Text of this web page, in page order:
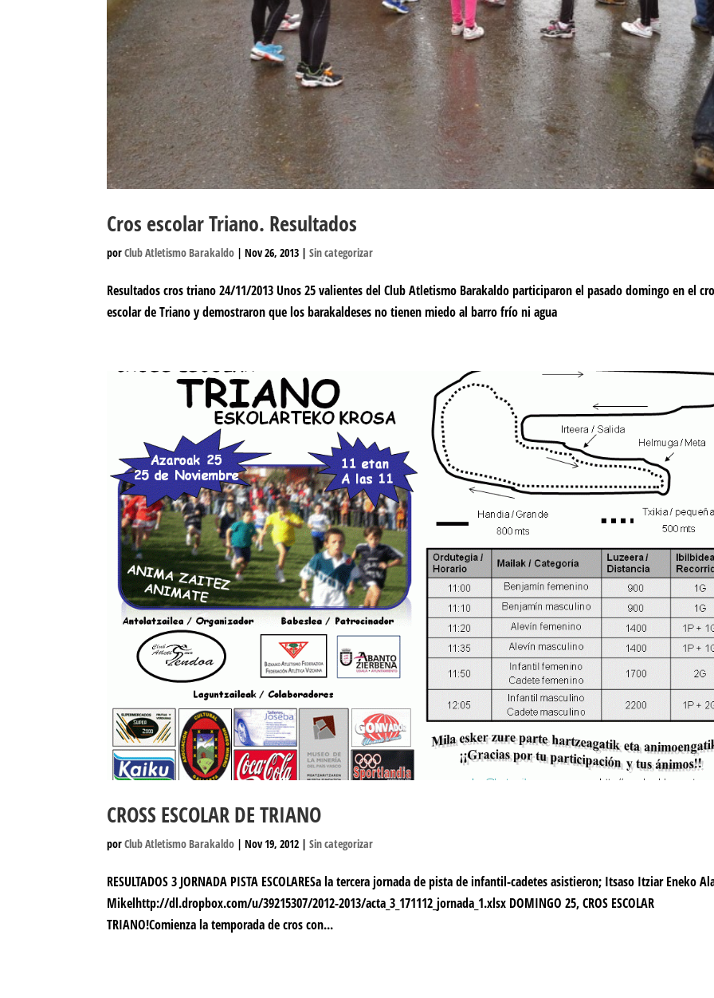
Cros escolar Triano. Resultados
porClub Atletismo Barakaldo |Nov 26, 2013 |Sin categorizar
Resultados cros triano 24/11/2013 Unos 25 valientes del Club Atletismo Barakaldo participaron el pasado domingo en el
escolar de Triano y demostraron que los barakaldeses no tienen miedo al barro frío ni agua
CROSS ESCOLAR DE TRIANO
porClub Atletismo Barakaldo |Nov 19, 2012 |Sin categorizar
RESULTADOS 3 JORNADA PISTA ESCOLARESa la tercera jornada de pista de infantil-cadetes asistieron; Itsaso Itziar Eneko
Mikelhttp://dl.dropbox.com/u/39215307/2012-2013/acta_3_171112_jornada_1.xlsx DOMINGO 25, CROS ESCOLAR
TRIANO!Comienza la temporada de cros con...